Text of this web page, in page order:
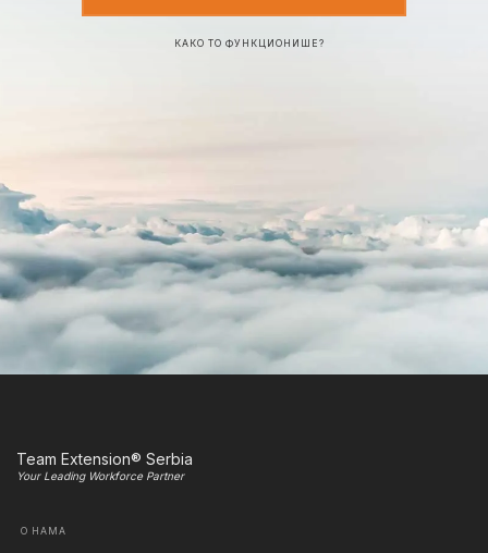
КАКО ТО ФУНКЦИОНИШЕ?
Team Extension® Serbia
Your Leading Workforce Partner
О НАМА